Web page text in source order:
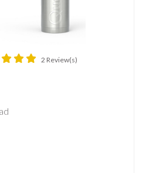
2 Review(s)